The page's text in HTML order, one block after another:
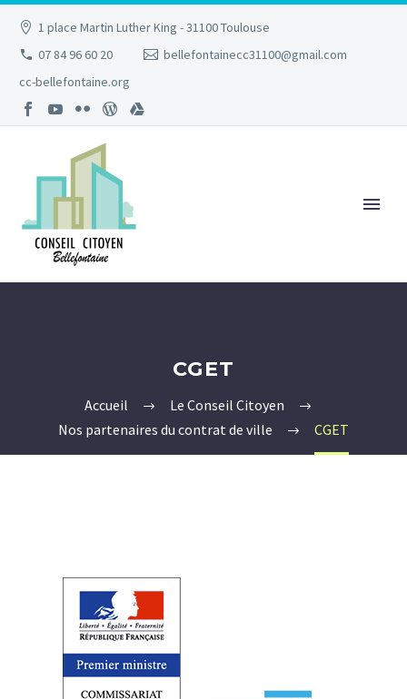
1 place Martin Luther King - 31100 Toulouse
07 84 96 60 20
bellefontainecc31100@gmail.com
cc-bellefontaine.org
CGET
Accueil
Le Conseil Citoyen
Nos partenaires du contrat de ville
CGET